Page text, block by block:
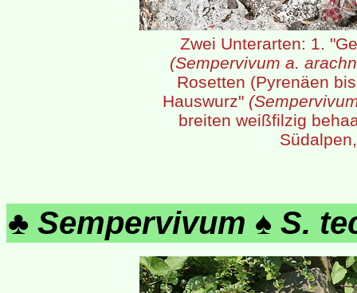
Zwei Unterarten: 1.
(Sempervivum a.
Rosetten (Pyrenäen
Hauswurz"
breiten weißfilzig
♣ Sempervivum ♠ S.